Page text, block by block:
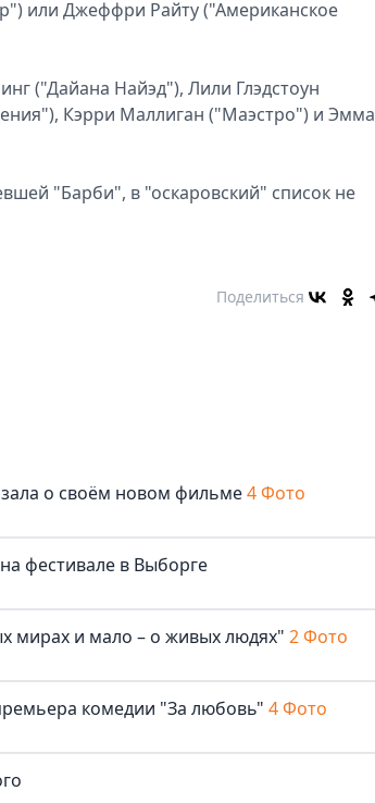
или Джеффри Райту ("Американское
("Дайана Найэд"), Лили Глэдстоун
Кэрри Маллиган ("Маэстро") и Эмма
"Барби", в "оскаровский" список не
Поделиться
о своём новом фильме4 Фото
фестивале в Выборге
мирах и мало – о живых людях" 2 Фото
комедии "За любовь" 4 Фото